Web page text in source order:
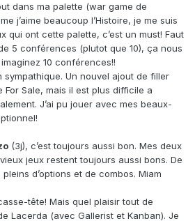
dans ma palette (war game de
j’aime beaucoup l’Histoire, je me suis
qui ont cette palette, c’est un must! Faut
5 conférences (plutot que 10), ça nous
10 conférences!!
sympathique. Un nouvel ajout de filler
Sale, mais il est plus difficile a
J’ai pu jouer avec mes beaux-
(3j), c’est toujours aussi bon. Mes deux
jeux restent toujours aussi bons. De
d’options et de combos. Miam
tête! Mais quel plaisir tout de
Lacerda (avec Gallerist et Kanban). Je